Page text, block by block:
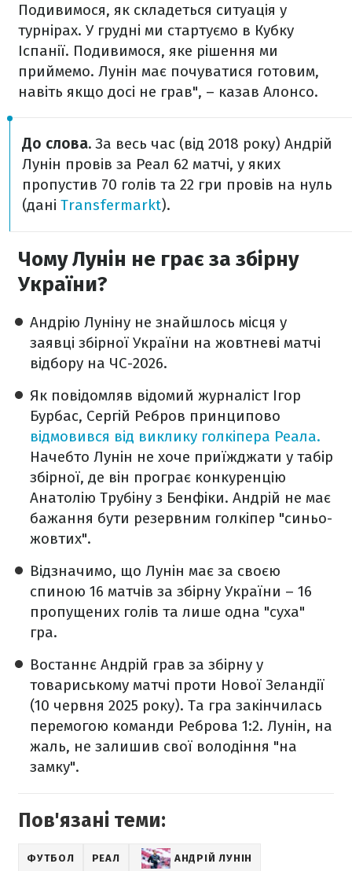
Подивимося, як складеться ситуація у
турнірах. У грудні ми стартуємо в Кубку
Іспанії. Подивимося, яке рішення ми
приймемо. Лунін має почуватися готовим,
навіть якщо досі не грав", – казав Алонсо.
До слова. За весь час (від 2018 року) Андрій
Лунін провів за Реал 62 матчі, у яких
пропустив 70 голів та 22 гри провів на нуль
(дані Transfermarkt).
Чому Лунін не грає за збірну
України?
Андрію Луніну не знайшлось місця у
заявці збірної України на жовтневі матчі
відбору на ЧС-2026.
Як повідомляв відомий журналіст Ігор
Бурбас, Сергій Ребров принципово
відмовився від виклику голкіпера Реала.
Начебто Лунін не хоче приїжджати у табір
збірної, де він програє конкуренцію
Анатолію Трубіну з Бенфіки. Андрій не має
бажання бути резервним голкіпер "синьо-
жовтих".
Відзначимо, що Лунін має за своєю
спиною 16 матчів за збірну України – 16
пропущених голів та лише одна "суха"
гра.
Востаннє Андрій грав за збірну у
товариському матчі проти Нової Зеландії
(10 червня 2025 року). Та гра закінчилась
перемогою команди Реброва 1:2. Лунін, на
жаль, не залишив свої володіння "на
замку".
Пов'язані теми:
ФУТБОЛ РЕАЛ АНДРІЙ ЛУНІН